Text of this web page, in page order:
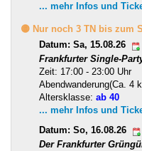
... mehr Infos und
🟡 Nur noch 3 TN bis zum
Datum: Sa, 15.08.26
Frankfurter Single-
Zeit: 17:00 - 23:00 Uhr
Abendwanderung(Ca. 4
Altersklasse: ab 40
... mehr Infos und
Datum: So, 16.08.26
Der Frankfurter